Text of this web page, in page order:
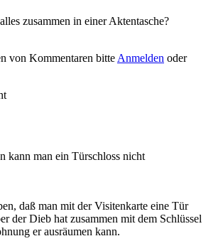
zusammen in einer Aktentasche?
von Kommentaren bitte Anmelden oder
kann man ein Türschloss nicht
daß man mit der Visitenkarte eine Tür
der Dieb hat zusammen mit dem Schlüssel
er ausräumen kann.